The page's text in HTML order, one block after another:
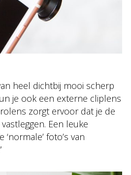
heel dichtbij mooi scherp
je ook een externe cliplens
zorgt ervoor dat je de
Een leuke
foto’s van